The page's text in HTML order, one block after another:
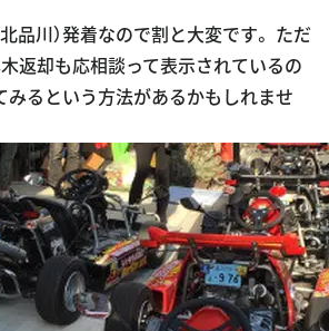
品川）発着なので割と大変です。 ただ
返却も応相談って表示されているの
みるという方法があるかもしれませ